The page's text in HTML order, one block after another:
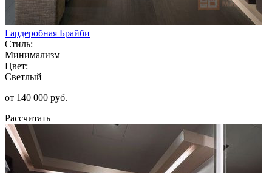
Гардеробная Брайби
Стиль:
Минимализм
Цвет:
Светлый
от 140 000 руб.
Рассчитать